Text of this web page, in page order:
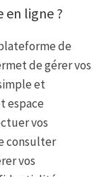
ligne ?
de
de gérer vos
et
espace
vos
consulter
vos